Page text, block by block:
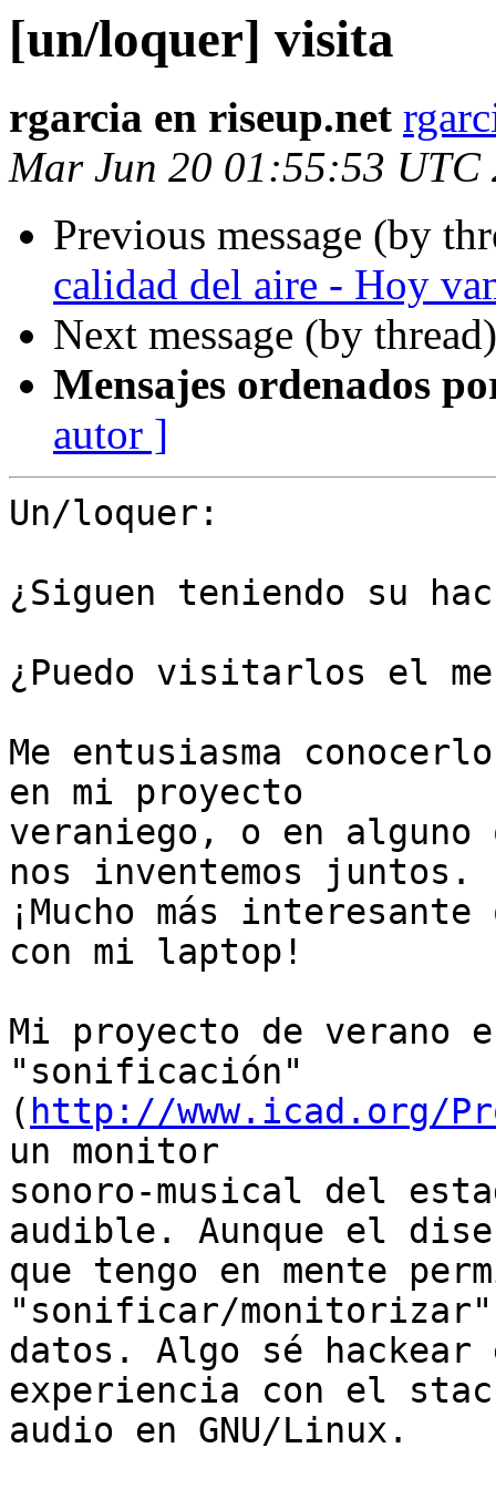
[un/loquer] visita
rgarcia en riseup.net
Mar Jun 20 01:55:53 UTC
Previous message (by
calidad del aire - Hoy
Next message (by
Mensajes ordenados
autor ]
Un/loquer:
¿Siguen teniendo su
¿Puedo visitarlos el
Me entusiasma
en mi proyecto
veraniego, o en alguno
nos inventemos juntos.
¡Mucho más
con mi laptop!
Mi proyecto de verano
"sonificación"
( http://www.icad.org/
un monitor
sonoro-musical del
audible. Aunque el
que tengo en mente
"sonificar/
datos. Algo sé hackear
experiencia con el
audio en GNU/Linux.